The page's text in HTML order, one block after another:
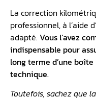
La correction
professionnel, à l’aide
adapté. Vous l’avez
indispensable pour
long terme d’une
technique.
Toutefois, sachez que